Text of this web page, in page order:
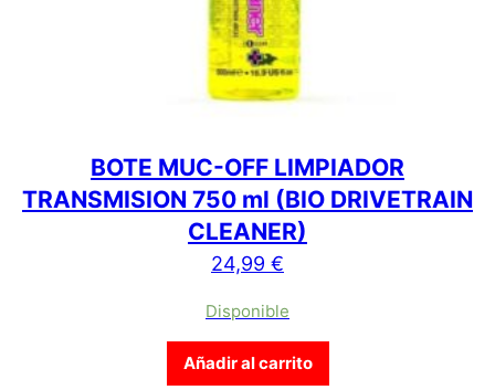
BOTE MUC-OFF LIMPIADOR
TRANSMISION 750 ml (BIO DRIVETRAIN
CLEANER)
24,99 €
Disponible
Añadir al carrito